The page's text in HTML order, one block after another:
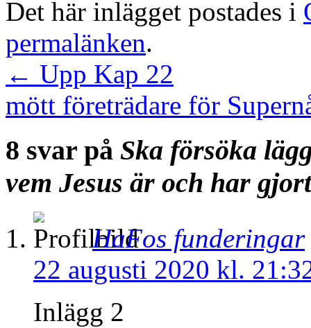
Det här inlägget postades i
permalänken.
← Upp Kap 22
mött företrädare för
8 svar på Ska försöka
vem Jesus är och har gjort
HaFos funderingar
22 augusti 2020 kl.
Inlägg 2